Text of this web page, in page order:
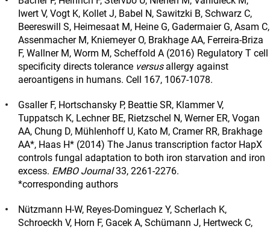
Iwert V, Vogt K, Kollet J, Babel N, Sawitzki B, Schwarz C,
Beereswill S, Heimesaat M, Heine G, Gadermaier G, Asam C,
Assenmacher M, Kniemeyer O, Brakhage AA, Ferreira-Briza
F, Wallner M, Worm M, Scheffold A (2016) Regulatory T cell
specificity directs tolerance versusallergy against
aeroantigens in humans. Cell 167, 1067-1078.
Gsaller F, Hortschansky P, Beattie SR, Klammer V,
Tuppatsch K, Lechner BE, Rietzschel N, Werner ER, Vogan
AA, Chung D, Mühlenhoff U, Kato M, Cramer RR, Brakhage
AA*, Haas H* (2014) The Janus transcription factor HapX
controls fungal adaptation to both iron starvation and iron
excess. EMBO Journal33, 2261-2276.
*corresponding authors
Nützmann H-W, Reyes-Dominguez Y, Scherlach K,
Schroeckh V, Horn F, Gacek A, Schümann J, Hertweck C,